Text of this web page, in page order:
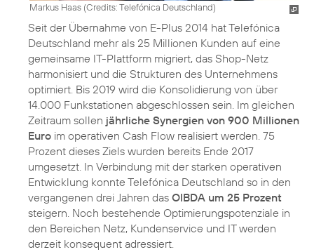
Markus Haas (Credits: Telefónica Deutschland)
Seit der Übernahme von E-Plus 2014 hat Telefónica
Deutschland mehr als 25 Millionen Kunden auf eine
gemeinsame IT-Plattform migriert, das Shop-Netz
harmonisiert und die Strukturen des Unternehmens
optimiert. Bis 2019 wird die Konsolidierung von über
14.000 Funkstationen abgeschlossen sein. Im gleichen
Zeitraum sollen jährliche Synergien von 900 Millionen
Euro im operativen Cash Flow realisiert werden. 75
Prozent dieses Ziels wurden bereits Ende 2017
umgesetzt. In Verbindung mit der starken operativen
Entwicklung konnte Telefónica Deutschland so in den
vergangenen drei Jahren das OIBDA um 25 Prozent
steigern. Noch bestehende Optimierungspotenziale in
den Bereichen Netz, Kundenservice und IT werden
derzeit konsequent adressiert.